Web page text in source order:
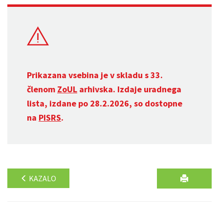
Prikazana vsebina je v skladu s 33.
členom ZoUL arhivska. Izdaje uradnega
lista, izdane po 28.2.2026, so dostopne
na PISRS.
KAZALO